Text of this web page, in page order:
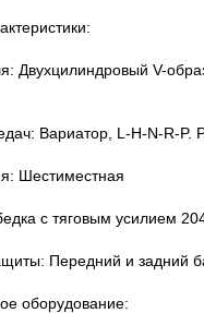
Двухцилиндровый V-
Вариатор, L-H-N-R-P.
Шестиместная
с тяговым усилием
Передний и задний
оборудование: